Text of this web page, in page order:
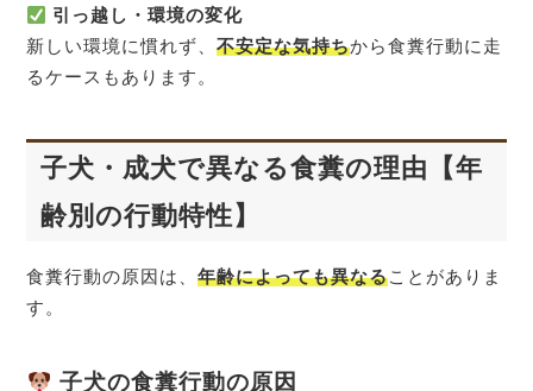
引っ越し・環境の変化
新しい環境に慣れず、不安定な気持ちから食糞行動に走
るケースもあります。
子犬・成犬で異なる食糞の理由【年
齢別の行動特性】
食糞行動の原因は、年齢によっても異なることがありま
す。
子犬の食糞行動の原因